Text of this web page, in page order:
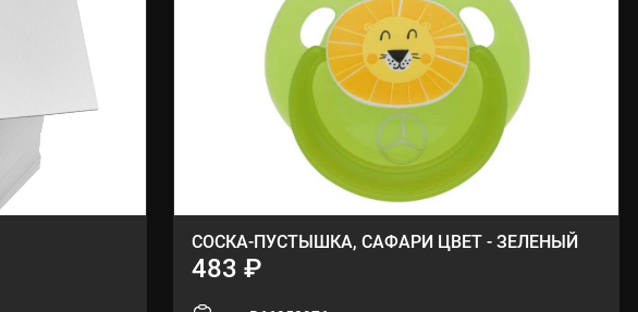
СОСКА-ПУСТЫШКА, САФАРИ ЦВЕТ - ЗЕЛЕНЫЙ
483 ₽